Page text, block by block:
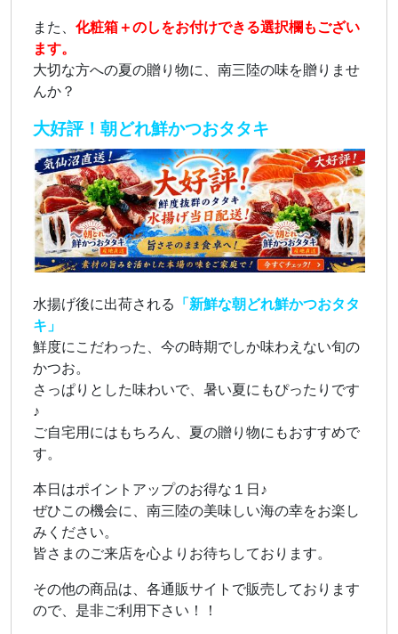
また、 化粧箱＋のしをお付けできる選択欄もござい
ます。
大切な方への夏の贈り物に、南三陸の味を贈りませ
んか？
大好評！朝どれ鮮かつおタタキ
水揚げ後に出荷される
「新鮮な朝どれ鮮かつおタタ
キ」
鮮度にこだわった、今の時期でしか味わえない旬の
かつお。
さっぱりとした味わいで、暑い夏にもぴったりです
♪
ご自宅用にはもちろん、夏の贈り物にもおすすめで
す。
本日はポイントアップのお得な１日♪
ぜひこの機会に、南三陸の美味しい海の幸をお楽し
みください。
皆さまのご来店を心よりお待ちしております。
その他の商品は、各通販サイトで販売しております
ので、是非ご利用下さい！！